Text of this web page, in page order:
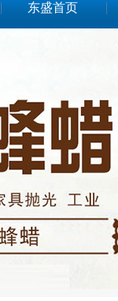
东盛首页